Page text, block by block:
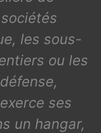
les sous-
ou les
ses
un hangar,